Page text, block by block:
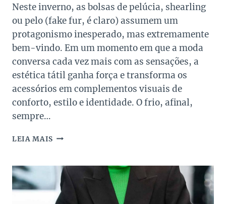
Neste inverno, as bolsas de pelúcia, shearling
ou pelo (fake fur, é claro) assumem um
protagonismo inesperado, mas extremamente
bem-vindo. Em um momento em que a moda
conversa cada vez mais com as sensações, a
estética tátil ganha força e transforma os
acessórios em complementos visuais de
conforto, estilo e identidade. O frio, afinal,
sempre…
LEIA MAIS BOLSAS
SHEARLING
OU
PELO:
OS